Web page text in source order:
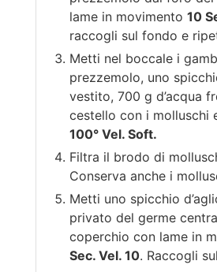
lame in movimento 10
raccogli sul fondo e
Metti nel boccale i
prezzemolo, uno
vestito, 700 g d’acqua
cestello con i molluschi
100° Vel. Soft.
Filtra il brodo di
Conserva anche i
Metti uno spicchio
privato del germe
coperchio con lame in
Sec. Vel. 10. Raccogli